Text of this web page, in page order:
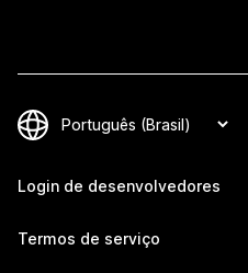
Login de desenvolvedores
Termos de serviço